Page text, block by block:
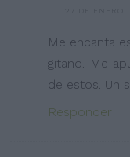
Me encanta
gitano. Me
de estos. Un
Responder